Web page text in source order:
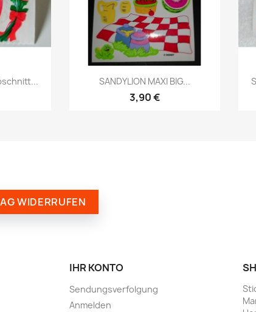
SANDYLION MAXI BIG...
3,90 €
WIDERRUFEN
IHR KONTO
Sendungsverfolgung
Anmelden